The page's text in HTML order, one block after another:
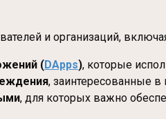
и организаций,
(DApps), которые
, заинтересованные
, для которых важно